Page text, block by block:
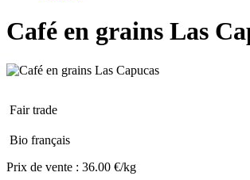
Café en grains Las
Fair trade
Bio français
Prix de vente : 36.00 €/kg